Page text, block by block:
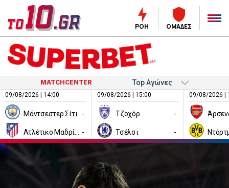
ΡΟΗ ΟΜΑΔΕΣ
MATCHCENTER
09/08/2026 | 14:00
Μάντσεστερ Σίτι -
-
09/08/2026 | 15:00
Τζοχόρ -
Τσέλσι -
09/08/2026 |